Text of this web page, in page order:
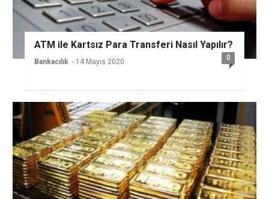
ATM ile Kartsız Para Transferi Nasıl Yapılır?
Bankacılık - 14 Mayıs 2020 0